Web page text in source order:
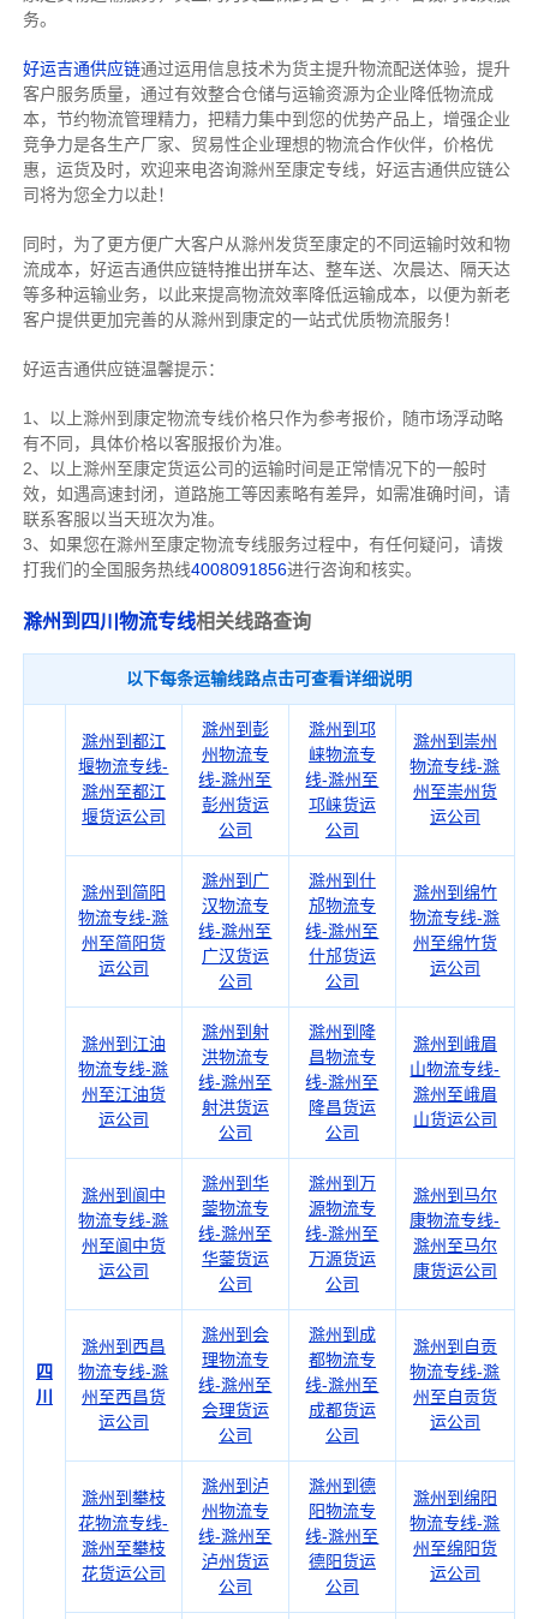
务。
好运吉通供应链通过运用信息技术为货主提升物流配送体验，提升
客户服务质量，通过有效整合仓储与运输资源为企业降低物流成
本，节约物流管理精力，把精力集中到您的优势产品上，增强企业
竞争力是各生产厂家、贸易性企业理想的物流合作伙伴，价格优
惠，运货及时，欢迎来电咨询滁州至康定专线，好运吉通供应链公
司将为您全力以赴！
同时，为了更方便广大客户从滁州发货至康定的不同运输时效和物
流成本，好运吉通供应链特推出拼车达、整车送、次晨达、隔天达
等多种运输业务，以此来提高物流效率降低运输成本，以便为新老
客户提供更加完善的从滁州到康定的一站式优质物流服务！
好运吉通供应链温馨提示：
1、以上滁州到康定物流专线价格只作为参考报价，随市场浮动略
有不同，具体价格以客服报价为准。
2、以上滁州 至康定货运公司的运输时间是正常情况下的一般时
效，如遇高速封闭，道路施工等因素略有差异，如需准确时间，请
联系客服以当天班次为准。
3、如果您在滁州 至康定物流专线服务过程中，有任何疑问，请拨
打我们的全国服务热线4008091856进行咨询和核实。
滁州到四川物流专线相关线路查询
以下每条运输线路点击可查看详细说明
四
川
滁州到都江
堰物流专线-
滁州至都江
堰货运公司
滁州到彭
州物流专
线-滁州至
彭州货运
公司
滁州到邛
崃物流专
线-滁州至
邛崃货运
公司
滁州到崇州
物流专线-滁
州至崇州货
运公司
滁州到简阳
物流专线-滁
州至简阳货
运公司
滁州到广
汉物流专
线-滁州至
广汉货运
公司
滁州到什
邡物流专
线-滁州至
什邡货运
公司
滁州到绵竹
物流专线-滁
州至绵竹货
运公司
滁州到江油
物流专线-滁
州至江油货
运公司
滁州到射
洪物流专
线-滁州至
射洪货运
公司
滁州到隆
昌物流专
线-滁州至
隆昌货运
公司
滁州到峨眉
山物流专线-
滁州至峨眉
山货运公司
滁州到阆中
物流专线-滁
州至阆中货
运公司
滁州到华
蓥物流专
线-滁州至
华蓥货运
公司
滁州到万
源物流专
线-滁州至
万源货运
公司
滁州到马尔
康物流专线-
滁州至马尔
康货运公司
滁州到西昌
物流专线-滁
州至西昌货
运公司
滁州到会
理物流专
线-滁州至
会理货运
公司
滁州到成
都物流专
线-滁州至
成都货运
公司
滁州到自贡
物流专线-滁
州至自贡货
运公司
滁州到攀枝
花物流专线-
滁州至攀枝
花货运公司
滁州到泸
州物流专
线-滁州至
泸州货运
公司
滁州到德
阳物流专
线-滁州至
德阳货运
公司
滁州到绵阳
物流专线-滁
州至绵阳货
运公司